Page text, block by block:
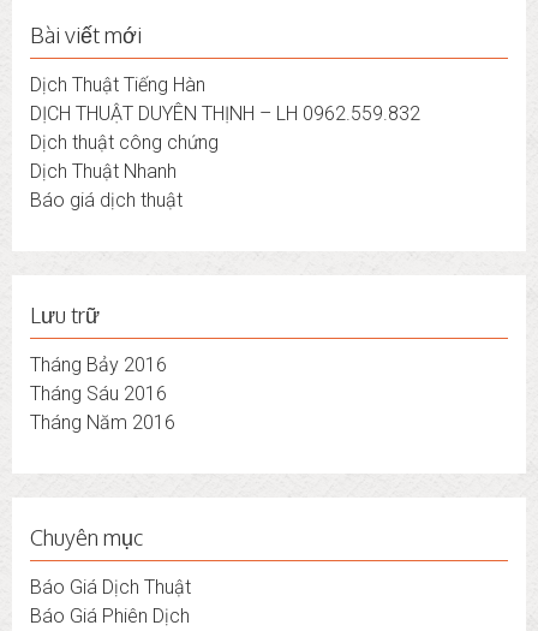
Bài viết mới
Dịch Thuật Tiếng Hàn
DỊCH THUẬT DUYÊN THỊNH – LH 0962.559.832
Dịch thuật công chứng
Dịch Thuật Nhanh
Báo giá dịch thuật
Lưu trữ
Tháng Bảy 2016
Tháng Sáu 2016
Tháng Năm 2016
Chuyên mục
Báo Giá Dịch Thuật
Báo Giá Phiên Dịch